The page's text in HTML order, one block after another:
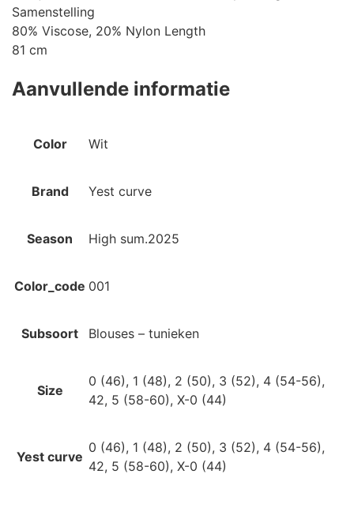
Samenstelling
80% Viscose, 20% Nylon Length
81 cm
Aanvullende informatie
Color Wit
Brand Yest curve
Season High sum.2025
Color_code 001
Subsoort Blouses – tunieken
Size
0 (46), 1 (48), 2 (50), 3 (52), 4 (54-56),
42, 5 (58-60), X-0 (44)
Yest curve
0 (46), 1 (48), 2 (50), 3 (52), 4 (54-56),
42, 5 (58-60), X-0 (44)